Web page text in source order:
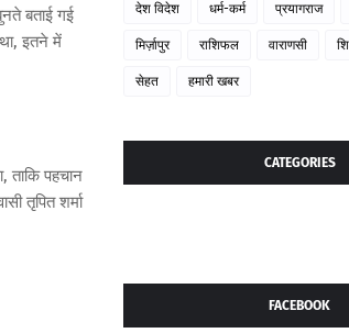
बताई गई
इतने में
ताकि पहचान
तृपित शर्मा
देश विदेश धर्म-कर्म प्रयागराज
मिर्ज़ापुर राशिफल वाराणसी
सेहत हमारी खबर
CATEGORIES
FACEBOOK